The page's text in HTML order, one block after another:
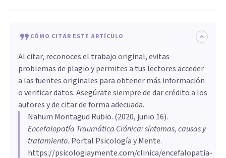
CÓMO CITAR ESTE ARTÍCULO
Al citar, reconoces el trabajo original, evitas
problemas de plagio y permites a tus lectores acceder
a las fuentes originales para obtener más información
o verificar datos. Asegúrate siempre de dar crédito a los
autores y de citar de forma adecuada.
Nahum Montagud Rubio. (2020, junio 16).
Encefalopatía Traumática Crónica: síntomas, causas y
tratamiento. Portal Psicología y Mente.
https://psicologiaymente.com/clinica/encefalopatia-